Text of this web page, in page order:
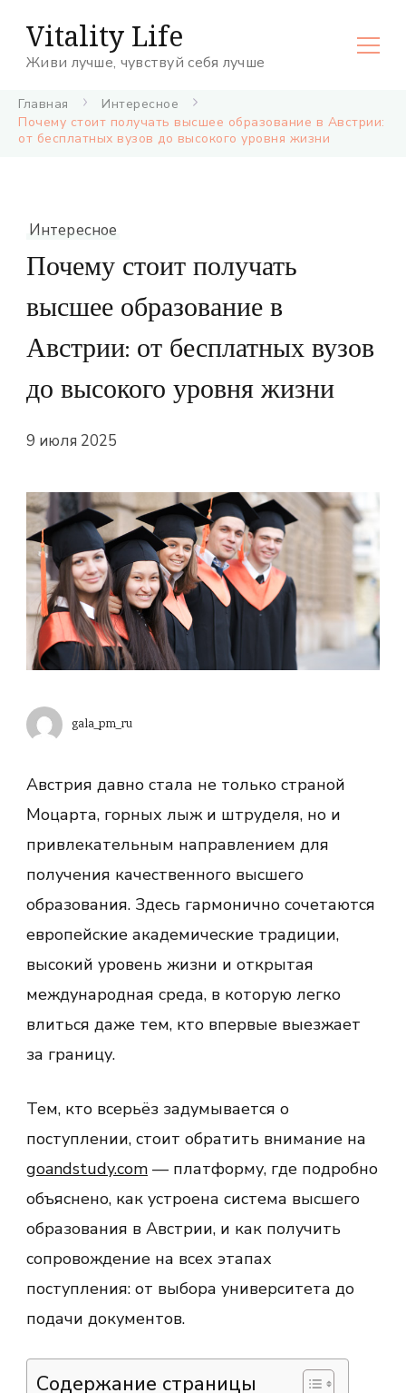
Vitality Life
Живи лучше, чувствуй себя лучше
Главная
Интересное
Почему стоит получать высшее образование в Австрии:
от бесплатных вузов до высокого уровня жизни
Интересное
Почему стоит получать
высшее образование в
Австрии: от бесплатных вузов
до высокого уровня жизни
9 июля 2025
gala_pm_ru
Австрия давно стала не только страной
Моцарта, горных лыж и штруделя, но и
привлекательным направлением для
получения качественного высшего
образования. Здесь гармонично сочетаются
европейские академические традиции,
высокий уровень жизни и открытая
международная среда, в которую легко
влиться даже тем, кто впервые выезжает
за границу.
Тем, кто всерьёз задумывается о
поступлении, стоит обратить внимание на
goandstudy.com — платформу, где подробно
объяснено, как устроена система высшего
образования в Австрии, и как получить
сопровождение на всех этапах
поступления: от выбора университета до
подачи документов.
Содержание страницы